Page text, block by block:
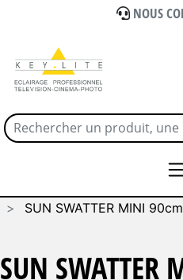
NOUS
SUN SWATTER MINI
SUN